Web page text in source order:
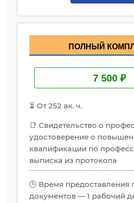
ПОЛНЫЙ
7 500 ₽
⏳ От 252 ак. ч.
📑 Свидетельство о
удостоверение о
квалификации по
выписка из протокола
🕒 Время предоставления
документов — 1 рабочий